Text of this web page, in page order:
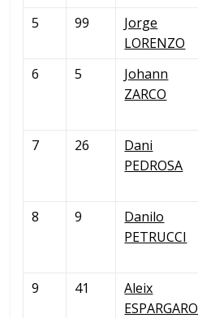
5
99
Jorge
LORENZO
6 5
Johann
ZARCO
7 26
Dani
PEDROSA
8 9
Danilo
PETRUCCI
9 41
Aleix
ESPARGARO